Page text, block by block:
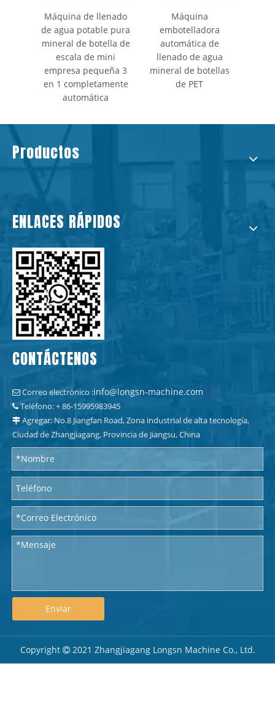
Máquina de llenado
de agua potable pura
mineral de botella de
escala de mini
empresa pequeña 3
en 1 completamente
automática
Máquina
embotelladora
automática de
llenado de agua
mineral de botellas
de PET
Productos
ENLACES RÁPIDOS
CONTÁCTENOS
 Correo electrónico :info@longsn-machine.com
 Teléfono: + 86-15995983945
 Agregar: No.8 Jiangfan Road, Zona industrial de alta tecnología,
Ciudad de Zhangjiagang, Provincia de Jiangsu, China
Enviar
Copyright 2021 Zhangjiagang Longsn Machine Co., Ltd.